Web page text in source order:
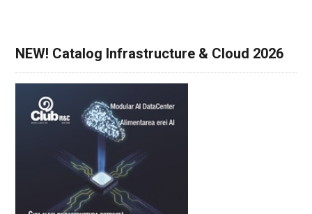
NEW! Catalog Infrastructure & Cloud 2026